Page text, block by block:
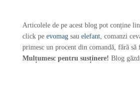
Articolele de pe acest blog pot conține
click pe evomag sau elefant, comanzi
primesc un procent din comandă, fără
Mulțumesc pentru susținere! Blog